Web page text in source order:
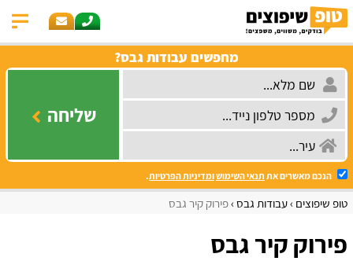
מחפשים עבודות גבס?
שליחה
הנכם מאשרים את תנאי השימושומדיניות הפרטיות.
טופ שיפוצים עבודות גבס פירוק קיר גבס
פירוק קיר גבס